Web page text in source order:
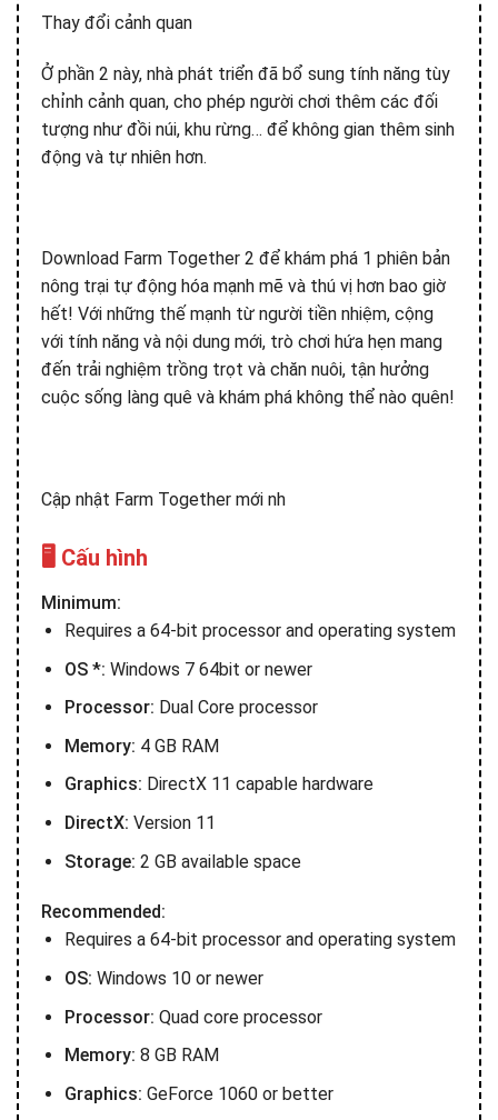
Thay đổi cảnh quan
Ở phần 2 này, nhà phát triển đã bổ sung tính năng tùy
chỉnh cảnh quan, cho phép người chơi thêm các đối
tượng như đồi núi, khu rừng… để không gian thêm sinh
động và tự nhiên hơn.
Download Farm Together 2 để khám phá 1 phiên bản
nông trại tự động hóa mạnh mẽ và thú vị hơn bao giờ
hết! Với những thế mạnh từ người tiền nhiệm, cộng
với tính năng và nội dung mới, trò chơi hứa hẹn mang
đến trải nghiệm trồng trọt và chăn nuôi, tận hưởng
cuộc sống làng quê và khám phá không thể nào quên!
Cập nhật Farm Together mới nh
🖥️ Cấu hình
Minimum:
Requires a 64-bit processor and operating system
OS *: Windows 7 64bit or newer
Processor: Dual Core processor
Memory: 4 GB RAM
Graphics: DirectX 11 capable hardware
DirectX: Version 11
Storage: 2 GB available space
Recommended:
Requires a 64-bit processor and operating system
OS: Windows 10 or newer
Processor: Quad core processor
Memory: 8 GB RAM
Graphics: GeForce 1060 or better